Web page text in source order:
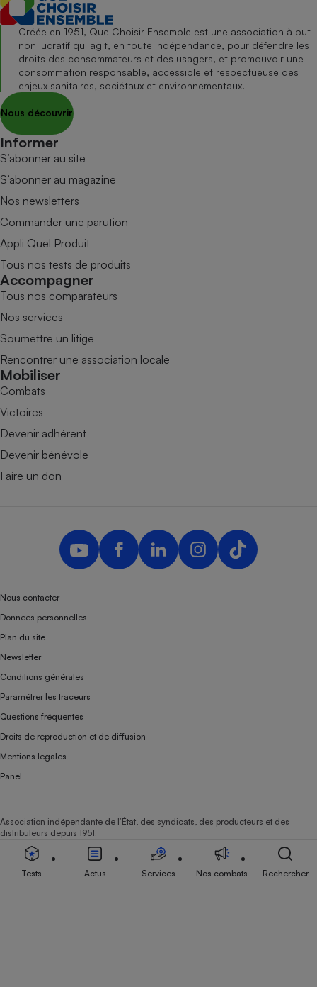
Créée en 1951, Que Choisir Ensemble est une association à but
non lucratif qui agit, en toute indépendance, pour défendre les
droits des consommateurs et des usagers, et promouvoir une
consommation responsable, accessible et respectueuse des
enjeux sanitaires, sociétaux et environnementaux.
Nous découvrir
Informer
S’abonner au site
S’abonner au magazine
Nos newsletters
Commander une parution
Appli Quel Produit
Tous nos tests de produits
Accompagner
Tous nos comparateurs
Nos services
Soumettre un litige
Rencontrer une association locale
Mobiliser
Combats
Victoires
Devenir adhérent
Devenir bénévole
Faire un don
Nous contacter
Données personnelles
Plan du site
Newsletter
Conditions générales
Paramétrer les traceurs
Questions fréquentes
Droits de reproduction et de diffusion
Mentions légales
Panel
Association indépendante de l’État, des syndicats, des producteurs et des
distributeurs depuis 1951.
Tests Actus Services Nos combats Rechercher